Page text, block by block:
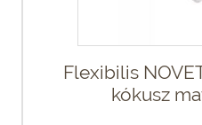
Flexibilis
kókusz